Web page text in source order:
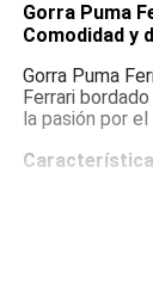
Gorra Puma
Comodidad y
Gorra Puma
Ferrari
la pasión por